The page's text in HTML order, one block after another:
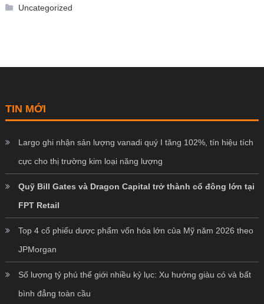
Uncategorized
TIN MỚI
Largo ghi nhận sản lượng vanadi quý I tăng 102%, tín hiệu tích
cực cho thị trường kim loại năng lượng
Quỹ Bill Gates và Dragon Capital trở thành cổ đông lớn tại
FPT Retail
Top 4 cổ phiếu dược phẩm vốn hóa lớn của Mỹ năm 2026 theo
JPMorgan
Số lượng tỷ phú thế giới nhiều kỷ lục: Xu hướng giàu có và bất
bình đẳng toàn cầu